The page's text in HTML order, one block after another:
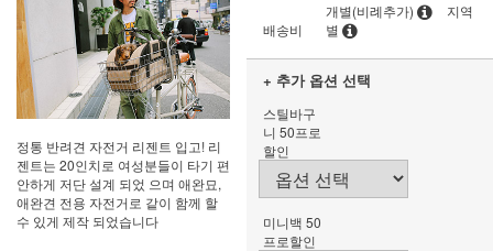
정통 반려견 자전거 리젠트 입고! 리
젠트는 20인치로 여성분들이 타기 편
안하게 저단 설계 되었 으며 애완묘,
애완견 전용 자전거로 같이 함께 할
수 있게 제작 되었습니다
배송비
개별(비례추가)
지역
별
+ 추가 옵션 선택
스틸바구
니 50프로
할인
미니백 50
프로할인